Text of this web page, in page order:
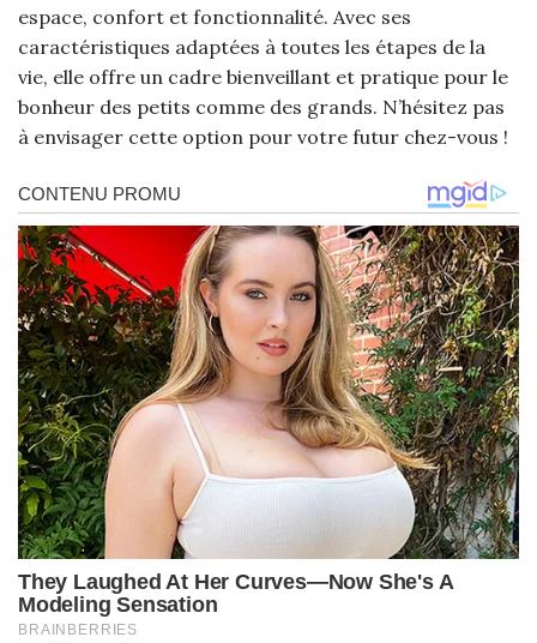
espace, confort et fonctionnalité. Avec ses
caractéristiques adaptées à toutes les étapes de la
vie, elle offre un cadre bienveillant et pratique pour le
bonheur des petits comme des grands. N’hésitez pas
à envisager cette option pour votre futur chez-vous !